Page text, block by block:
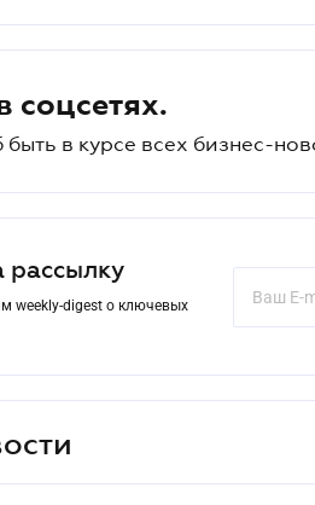
соцсетях.
в курсе всех бизнес-
рассылку
weekly-digest о ключевых